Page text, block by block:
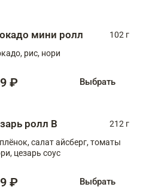
мини ролл
102 г
рис, нори
₽ Выбрать
ролл В
212 г
салат айсберг, томаты
цезарь соус
₽ Выбрать